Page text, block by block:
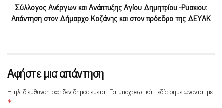
Σύλλογος Ανέργων και Ανάπτυξης Αγίου Δημητρίου -Ρυακιου:
Απάντηση στον Δήμαρχο Κοζάνης και στον πρόεδρο της ΔΕΥΑΚ
Αφήστε μια απάντηση
Η ηλ. διεύθυνση σας δεν δημοσιεύεται.Τα υποχρεωτικά πεδία σημειώνονται με
*